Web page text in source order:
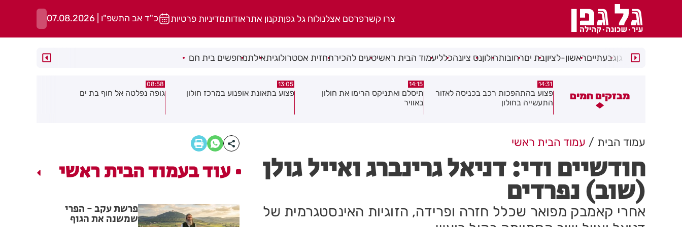
צרו קשרפרסם אצלנולוח גל גפןתקנון אתראודותמדיניות פרטיות כ"ד אב התשפ"ו | 07.08.2026
רמת גןגבעתייםראשון-לציוןבת יםרחובותחולוןנס ציונהכלליעמוד הבית ראשיטעים להכירתחזית אסטרולוגיתאילתמחפשים בית חם
מבזקים חמים
פצוע בהתהפכות רכב בכניסה לאזור
14:15
תיסלם ואתניקס הרימו את חולון
באוויר
13:05
פצוע בתאונת אופנוע במרכז חולון
08:58
גופה נפלטה אל חוף בת ים
08:29
חשד להצתה בשלושה מוקדים ברמת
עמוד הבית עמוד הבית ראשי
חודשיים ודי: דניאל גרינברג ואייל גולן
(שוב) נפרדים
אחרי קאמבק מפואר שכלל חזרה ופרידה, הזוגיות האינסטגרמית של
עוד בעמוד הבית ראשי
פרשת עקב - הפרי
שמשנה את הגוף